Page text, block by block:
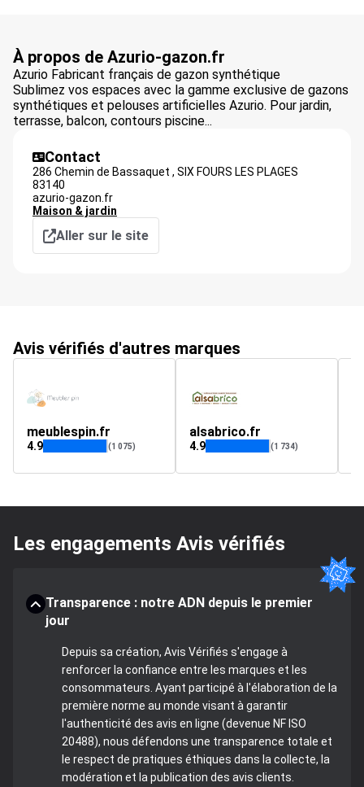
À propos de Azurio-gazon.fr
Azurio Fabricant français de gazon synthétique
Sublimez vos espaces avec la gamme exclusive de gazons
synthétiques et pelouses artificielles Azurio. Pour jardin,
terrasse, balcon, contours piscine...
Contact
286 Chemin de Bassaquet , SIX FOURS LES PLAGES
83140
azurio-gazon.fr
Maison & jardin
Aller sur le site
Avis vérifiés d'autres marques
meublespin.fr
4.9 (1 075)
alsabrico.fr
4.9 (1 734)
Les engagements Avis vérifiés
Transparence : notre ADN depuis le premier
jour
Depuis sa création, Avis Vérifiés s'engage à
renforcer la confiance entre les marques et les
consommateurs. Ayant participé à l'élaboration de la
première norme au monde visant à garantir
l'authenticité des avis en ligne (devenue NF ISO
20488), nous défendons une transparence totale et
le respect de pratiques éthiques dans la collecte, la
modération et la publication des avis clients.